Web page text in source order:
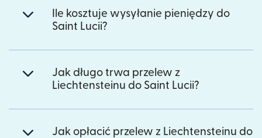
Ile kosztuje wysyłanie pieniędzy do
Saint Lucii?
Jak długo trwa przelew z
Liechtensteinu do Saint Lucii?
Jak opłacić przelew z Liechtensteinu do